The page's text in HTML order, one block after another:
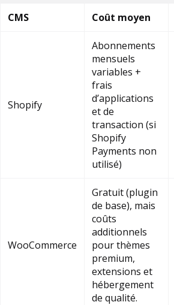
CMS
Coût moyen
Shopify
Abonnements
mensuels
variables +
frais
d’applications
et de
transaction (si
Shopify
Payments non
utilisé)
WooCommerce
Gratuit (plugin
de base), mais
coûts
additionnels
pour thèmes
premium,
extensions et
hébergement
de qualité.